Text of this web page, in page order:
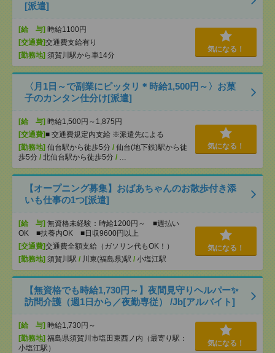
[派遣]
[給 与] 時給1100円
[交通費]交通費支給有り
[勤務地] 須賀川駅から車14分
気になる！
〈月1日～で副業にピッタリ＊時給1,500円～〉お菓
子のカンタン仕分け[派遣]
[給 与] 時給1,500円～1,875円
[交通費]■ 交通費規定内支給 ※派遣先による
[勤務地] 仙台駅から徒歩5分 / 仙台(地下鉄)駅から徒
歩5分 / 北仙台駅から徒歩5分 / …
気になる！
【オープニング募集】おばあちゃんのお散歩付き添
いも仕事の1つ[派遣]
[給 与] 無資格未経験：時給1200円～ ■週払い
OK ■扶養内OK ■日収9600円以上
[交通費]交通費全額支給（ガソリン代もOK！）
[勤務地] 須賀川駅 / 川東(福島県)駅 / 小塩江駅
気になる！
【無資格でも時給1,730円～】夜間見守りヘルパー✨
訪問介護（週1日から／夜勤専従） /Jb[アルバイト]
[給 与] 時給1,730円～
[勤務地] 福島県須賀川市塩田東西ノ内（最寄り駅：
小塩江駅）
気になる！